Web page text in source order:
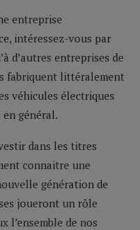
entreprise
intéressez-vous par
d’autres entreprises de
fabriquent littéralement
véhicules électriques
général.
dans les titres
connaitre une
génération de
joueront un rôle
l’ensemble de nos